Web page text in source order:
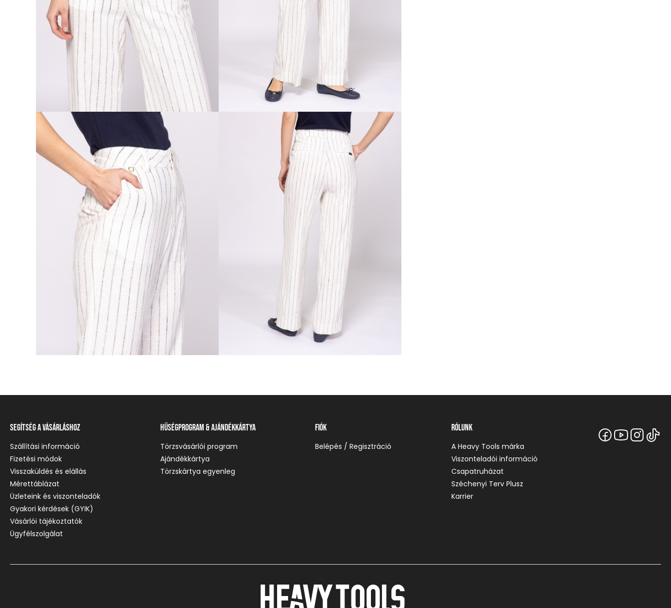
Segítség a vásárláshoz
Szállítási információ
Fizetési módok
Visszaküldés és elállás
Mérettáblázat
Üzleteink és viszonteladók
Gyakori kérdések (GYIK)
Vásárlói tájékoztatók
Ügyfélszolgálat
Hűségprogram & Ajándékkártya
Törzsvásárlói program
Ajándékkártya
Törzskártya egyenleg
Fiók
Belépés / Regisztráció
Rólunk
A Heavy Tools márka
Viszonteladói információ
Csapatruházat
Széchenyi Terv Plusz
Karrier